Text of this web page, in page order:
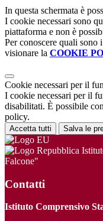
In questa schermata è
I cookie necessari sono
piattaforma e non è
Per conoscere quali sono
visionare la COOKIE
Cookie necessari per il
I cookie necessari per il
disabilitati. È possibile
policy.
Accetta tutti Salva le
Falcone"
Contatti
Istituto Comprensivo